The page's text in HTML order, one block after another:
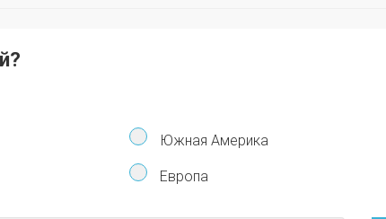
Южная Америка
Европа